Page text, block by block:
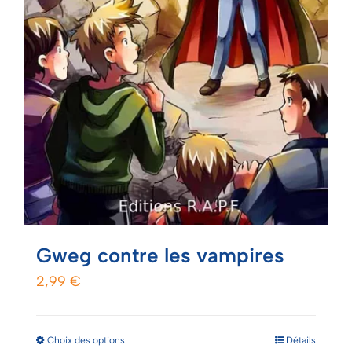
produit
Gweg contre les vampires
2,99 €
Choix des optionsCe
Détails